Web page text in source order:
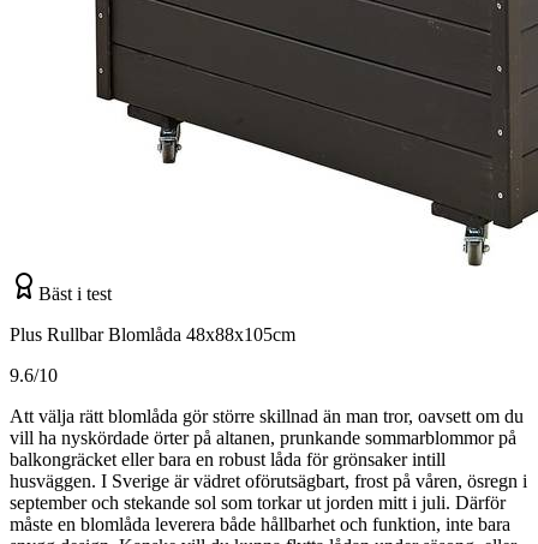
Bäst i test
Plus Rullbar Blomlåda 48x88x105cm
9.6/10
Att välja rätt blomlåda gör större skillnad än man tror, oavsett om du
vill ha nyskördade örter på altanen, prunkande sommarblommor på
balkongräcket eller bara en robust låda för grönsaker intill
husväggen. I Sverige är vädret oförutsägbart, frost på våren, ösregn i
september och stekande sol som torkar ut jorden mitt i juli. Därför
måste en blomlåda leverera både hållbarhet och funktion, inte bara